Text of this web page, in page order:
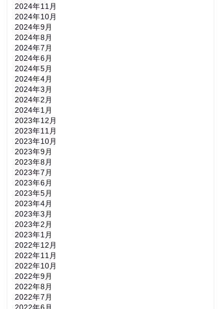
2024年11月
2024年10月
2024年9月
2024年8月
2024年7月
2024年6月
2024年5月
2024年4月
2024年3月
2024年2月
2024年1月
2023年12月
2023年11月
2023年10月
2023年9月
2023年8月
2023年7月
2023年6月
2023年5月
2023年4月
2023年3月
2023年2月
2023年1月
2022年12月
2022年11月
2022年10月
2022年9月
2022年8月
2022年7月